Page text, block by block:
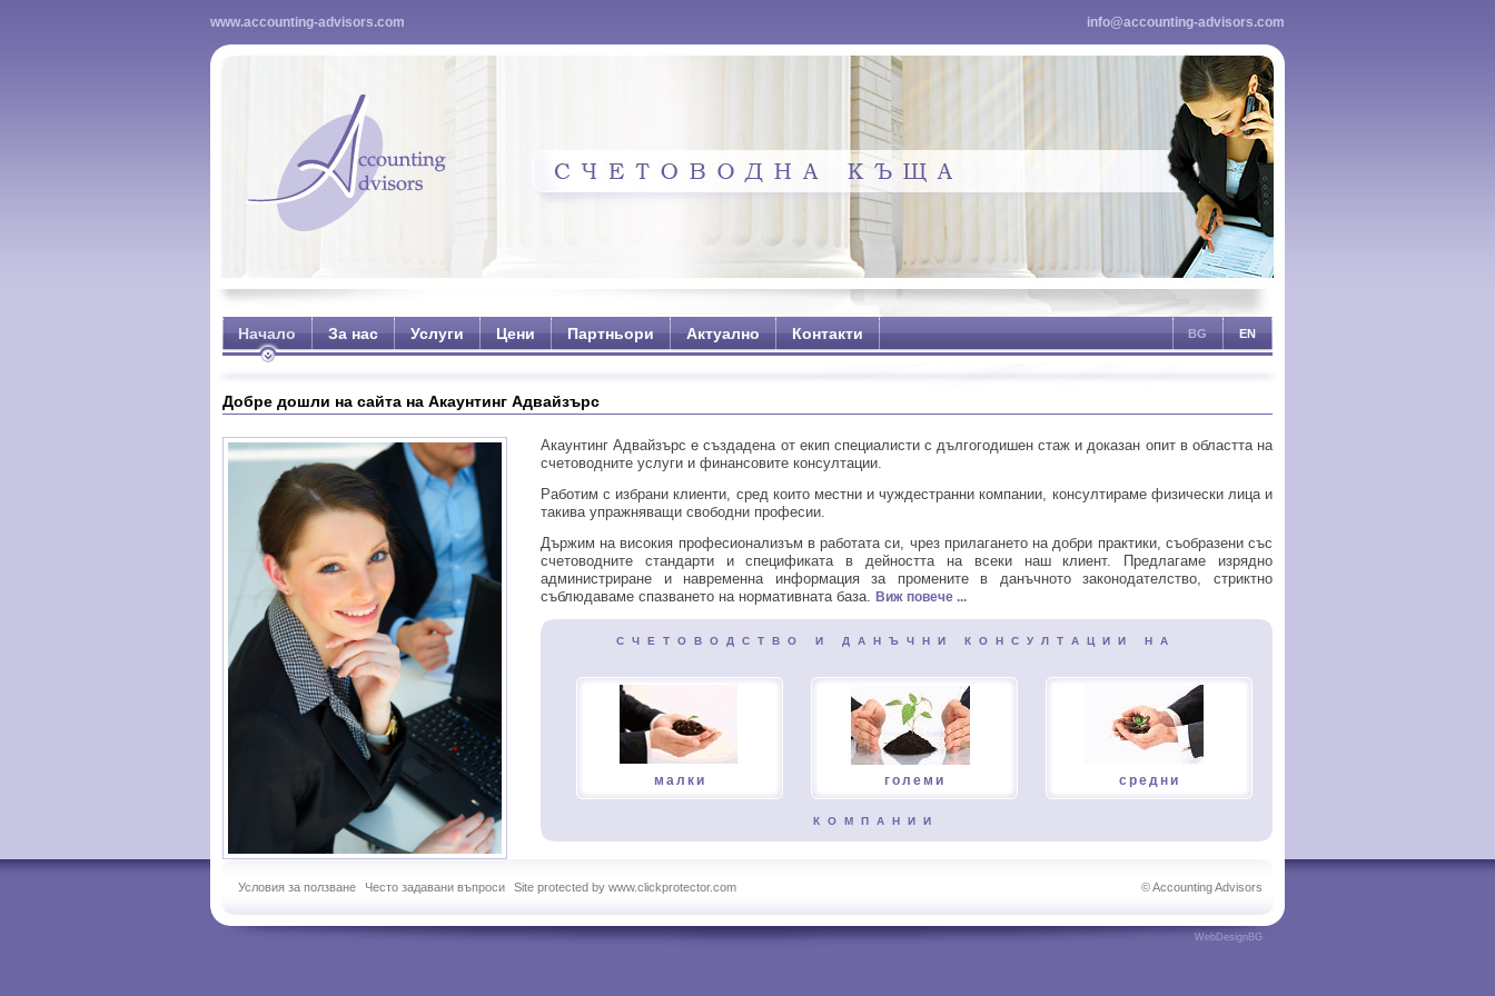
www.accounting-advisors.com info@accounting-advisors.com
Начало За нас Услуги Цени Партньори Актуално Контакти BG EN
Добре дошли на сайта на Акаунтинг Адвайзърс
Акаунтинг Адвайзърс e създадена от екип специалисти с дългогодишен стаж и доказан опит в областта на
счетоводните услуги и финансовите консултации.
Работим с избрани клиенти, сред които местни и чуждестранни компании, консултираме физически лица и
такива упражняващи свободни професии.
Държим на високия професионализъм в работата си, чрез прилагането на добри практики, съобразени със
счетоводните стандарти и спецификата в дейността на всеки наш клиент. Предлагаме изрядно
администриране и навременна информация за промените в данъчното законодателство, стриктно
съблюдаваме спазването на нормативната база. Виж повече ...
С Ч Е Т О В О Д С Т В О И Д А Н Ъ Ч Н И К О Н С У Л Т А Ц И И Н А
малки големи средни
К О М П А Н И И
Условия за ползване Често задавани въпроси Site protected by www.clickprotector.com © Accounting Advisors
WebDesignBG